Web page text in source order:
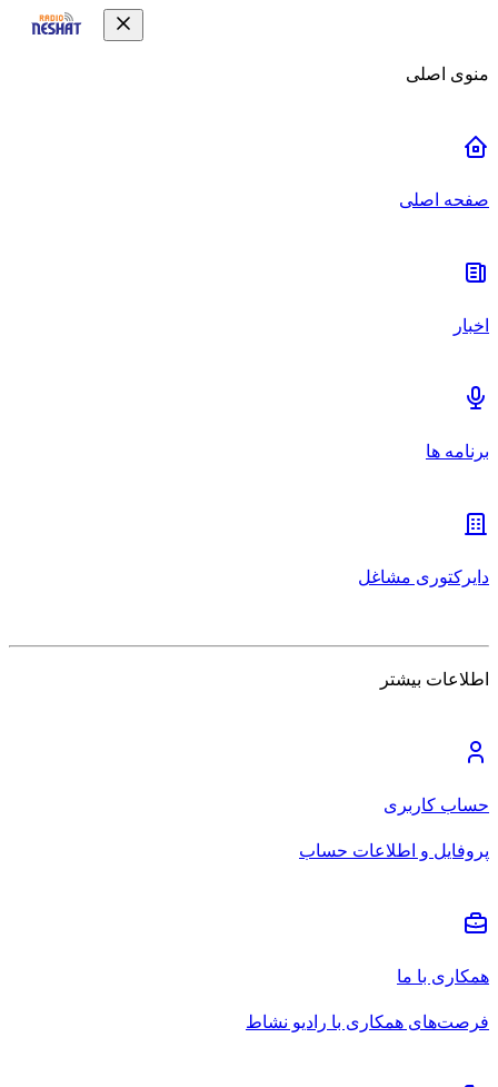
منوی اصلی
صفحه اصلی
اخبار
برنامه ها
دایرکتوری مشاغل
اطلاعات بیشتر
حساب کاربری
پروفایل و اطلاعات حساب
همکاری با ما
فرصت‌های همکاری با رادیو نشاط